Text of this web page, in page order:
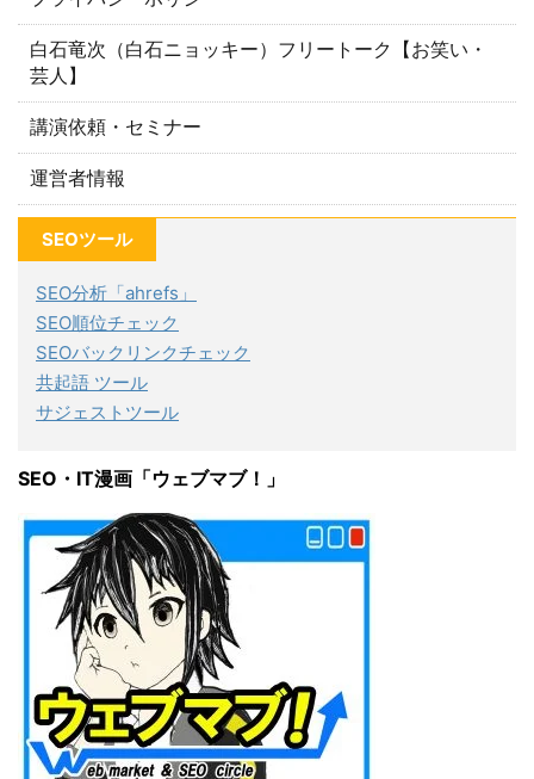
白石竜次（白石ニョッキー）フリートーク【お笑い・
芸人】
講演依頼・セミナー
運営者情報
SEOツール
SEO分析「ahrefs」
SEO順位チェック
SEOバックリンクチェック
共起語 ツール
サジェストツール
SEO・IT漫画「ウェブマブ！」